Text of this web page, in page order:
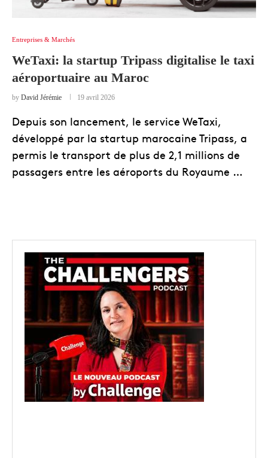
Entreprises & Marchés
WeTaxi: la startup Tripass digitalise le taxi
aéroportuaire au Maroc
by David Jérémie 19 avril 2026
Depuis son lancement, le service WeTaxi,
développé par la startup marocaine Tripass, a
permis le transport de plus de 2,1 millions de
passagers entre les aéroports du Royaume …